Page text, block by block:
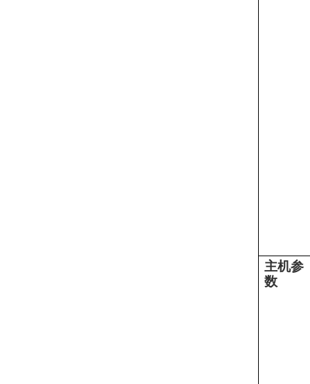
主机参
数